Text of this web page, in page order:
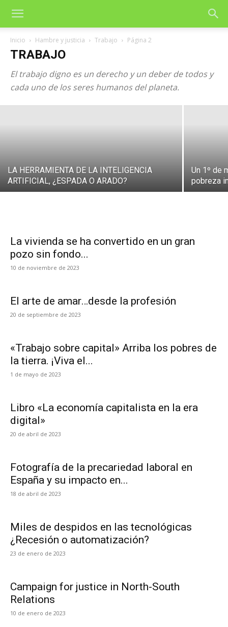
Inicio Hambre y justicia Trabajo Página 2
TRABAJO
El trabajo digno es un derecho y un deber de todos y
cada uno de los seres humanos del planeta.
Familias y niños sufren creciente
pobreza y exclusión social en España
4 de junio de 2026
LA HERRAMIENTA DE LA INTELIGENCIA
ARTIFICIAL, ¿ESPADA O ARADO?
Un 1º de
pobreza
La vivienda se ha convertido en un gran
pozo sin fondo...
10 de noviembre de 2023
El arte de amar…desde la profesión
20 de septiembre de 2023
«Trabajo sobre capital» Arriba los pobres de
la tierra. ¡Viva el...
1 de mayo de 2023
Libro «La economía capitalista en la era
digital»
20 de abril de 2023
Fotografía de la precariedad laboral en
España y su impacto en...
18 de abril de 2023
Miles de despidos en las tecnológicas
¿Recesión o automatización?
23 de enero de 2023
Campaign for justice in North-South
Relations
10 de enero de 2023